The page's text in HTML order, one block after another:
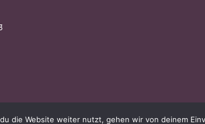
die Website weiter nutzt, gehen wir von deinem